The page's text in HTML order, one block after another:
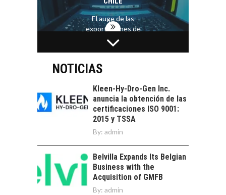
El auge de las
exportaciones de
servicios digitales en
Chile:…
TURISMO EN EL
DESIERTO DE
ATACAMA:
OPORTUNIDADES
PARA EL
DESARROLLO LOCAL
El Desierto de
Atacama: Motor
Estratégico para el
LA INDUSTRIA
FRENTE AL DESAFÍO
DE LA
SOSTENIBILIDAD
Minería chilena: un
NOTICIAS
Kleen-Hy-Dro-Gen Inc.
anuncia la obtención de las
certificaciones ISO 9001:
2015 y TSSA
By: admin
Belvilla Expands Its Belgian
Business with the
Acquisition of GMFB
By: admin